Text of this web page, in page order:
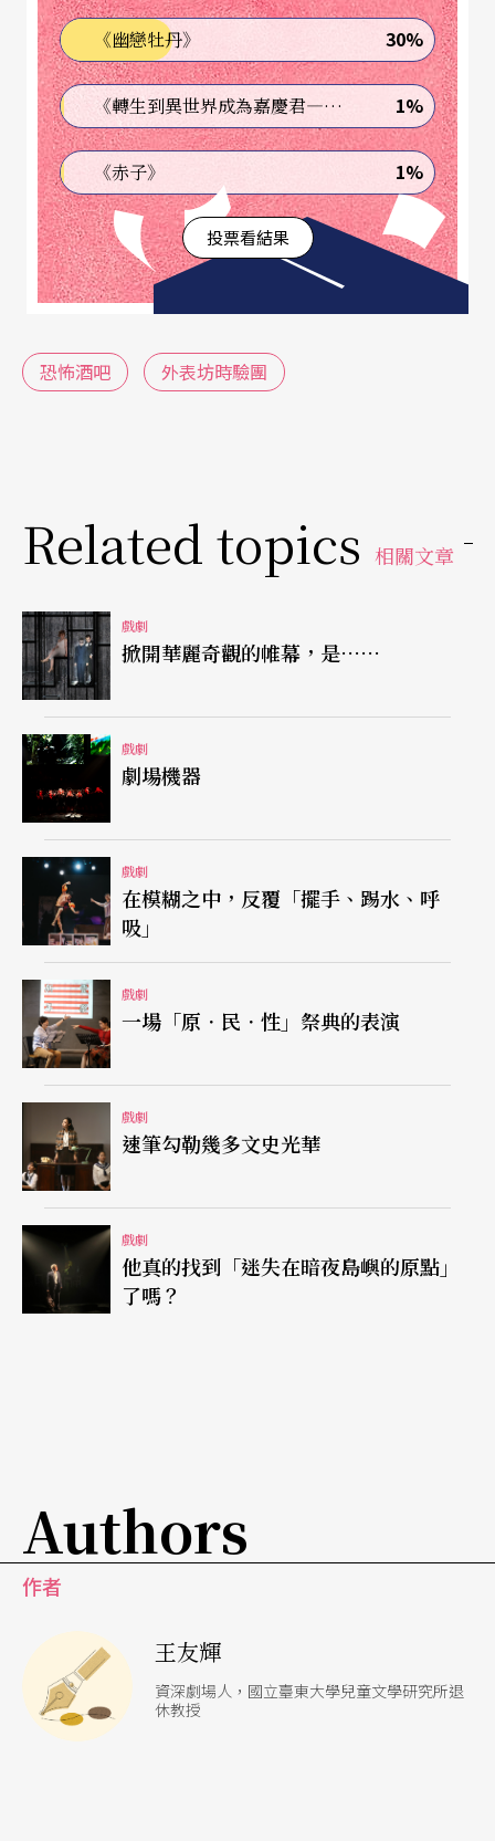
劇中樂團主唱阿法的超冷笑話、樂團們帶有濃厚即
興意味的嗑藥醉態與喧囂調笑、阿霸對著男性樂團
成員性騷擾式的笑話和性暗示動作，甚至小武那種
想愛開不了口的純情男子單戀，以及小咪明明不愛
阿霸，卻報恩式地在阿霸淫威之下溫馴如綿羊，在
在都顯示出編導所刻意營造的一種「無聊」的恐
怖。於是「酒吧」在編導創作意念中成為「台北」
的象徵，因而在酒吧中消失便成為一種解脫的救
贖。尤其劇終時，小武與小咪奇蹟式地攜手離開酒
吧，留下樂團成員兀自「等待果陀」的安排，呈現
或許編導的主觀意念更寄託於音樂劇外貌形式的歌
以突顯居住在台北城「無聊」之恐怖，但問題其實
不在於《恐怖酒吧》的創作手法是否違背了戲劇創
作的固有教條，而在於廉價愛情故事裡的人物遭遇
除了讓我們真的感覺「無聊」之外，還有什麼可以
讓觀眾延伸思考的？那座神秘的廁所，除了功能性
地讓人間蒸發出現在舞台上之外，還有沒有多一點
實質的線索引導觀眾回饋到自身的生活本質？
一廂情願的命題可能真的很無聊，也可能創造趣味
橫生的「無聊」，創作者俏皮地優游在舞台空間之
中的怡然自得，有時卻不免令觀眾心慌而感到恐
怖，倒不如像那半空中幽靈般的三姐妹戲劇性十足
的合聲，自由進出戲劇之間且讓我們察覺，恐怖原
來可以很可愛。
文字｜王友輝 國立台南師範學院戲劇研究所副教授
《幽戀牡丹》 30%
《轉生到異世界成為嘉慶君—發現我的祖先是詐騙集團!?》 1%
《赤子》 1%
投票看結果
恐怖酒吧 外表坊時驗團
Related topics 相關文章
戲劇
掀開華麗奇觀的帷幕，是……
戲劇
劇場機器
戲劇
在模糊之中，反覆「擺手、踢水、呼
吸」
戲劇
一場「原．民．性」祭典的表演
戲劇
速筆勾勒幾多文史光華
戲劇
他真的找到「迷失在暗夜島嶼的原點」
了嗎？
Authors
作者
王友輝
資深劇場人，國立臺東大學兒童文學研究所退
休教授